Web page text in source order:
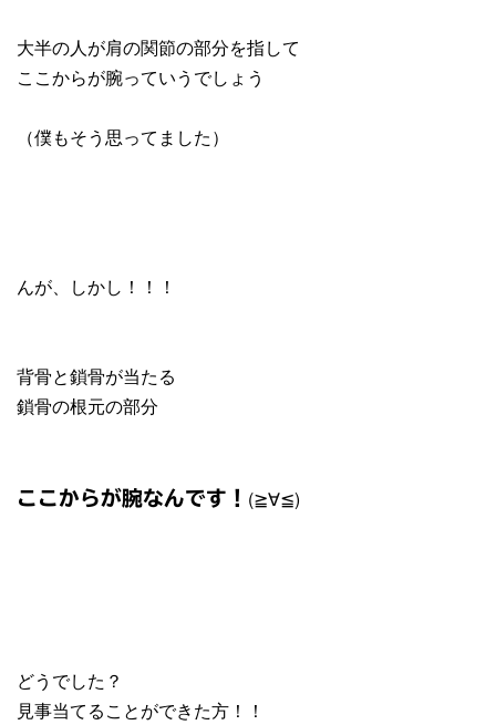
大半の人が肩の関節の部分を指して
ここからが腕っていうでしょう
（僕もそう思ってました）
んが、しかし！！！
背骨と鎖骨が当たる
鎖骨の根元の部分
ここからが腕なんです！ (≧∀≦)
どうでした？
見事当てることができた方！！